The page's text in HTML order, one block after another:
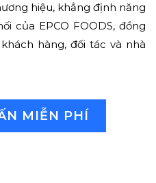
hiệu, khẳng định năng
của EPCO FOODS, đồng
hàng, đối tác và nhà
MIỄN PHÍ